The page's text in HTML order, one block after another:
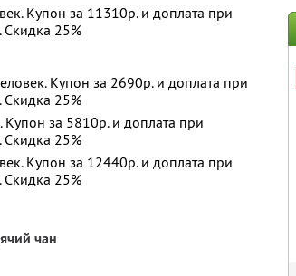
Купон за 11310р. и доплата при
25%
Купон за 2690р. и доплата при
25%
за 5810р. и доплата при
25%
Купон за 12440р. и доплата при
25%
чан